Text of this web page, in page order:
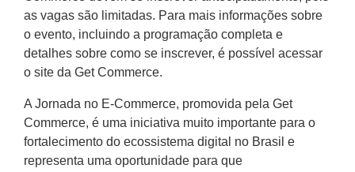
as vagas são limitadas. Para mais informações sobre
o evento, incluindo a programação completa e
detalhes sobre como se inscrever, é possível acessar
o site da Get Commerce.
A Jornada no E-Commerce, promovida pela Get
Commerce, é uma iniciativa muito importante para o
fortalecimento do ecossistema digital no Brasil e
representa uma oportunidade para que